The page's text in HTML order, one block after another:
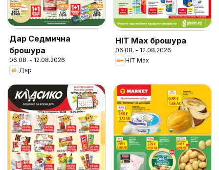
Дар Седмична
брошура
06.08. - 12.08.2026
Дар
HIT Max брошура
06.08. - 12.08.2026
HIT Max